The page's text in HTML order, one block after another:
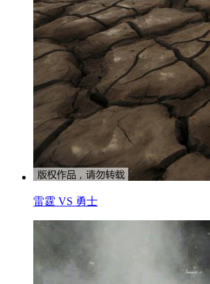
雷霆 VS 勇士